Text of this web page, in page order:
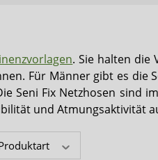
Windeln mit
Fixierhosen
Inkontinenz-
Männer Inkontinenz-
Anti-
iD
Dailee
. Sie halten die
Für Männer gibt es die
Seni Fix Netzhosen sind
und Atmungsaktivität